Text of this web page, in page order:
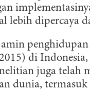
lebih dipercaya
di Indonesia,
juga
dunia,